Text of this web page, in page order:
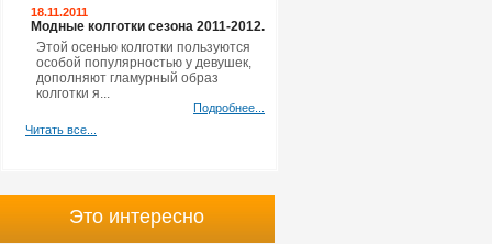
18.11.2011
Модные колготки сезона 2011-2012.
Этой осенью колготки пользуются
особой популярностью у девушек,
дополняют гламурный образ
колготки я...
Подробнее...
Читать все...
Это интересно